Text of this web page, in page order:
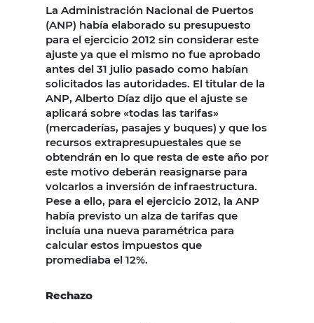
La Administración Nacional de Puertos
(ANP) había elaborado su presupuesto
para el ejercicio 2012 sin considerar este
ajuste ya que el mismo no fue aprobado
antes del 31 julio pasado como habían
solicitados las autoridades. El titular de la
ANP, Alberto Díaz dijo que el ajuste se
aplicará sobre «todas las tarifas»
(mercaderías, pasajes y buques) y que los
recursos extrapresupuestales que se
obtendrán en lo que resta de este año por
este motivo deberán reasignarse para
volcarlos a inversión de infraestructura.
Pese a ello, para el ejercicio 2012, la ANP
había previsto un alza de tarifas que
incluía una nueva paramétrica para
calcular estos impuestos que
promediaba el 12%.
Rechazo